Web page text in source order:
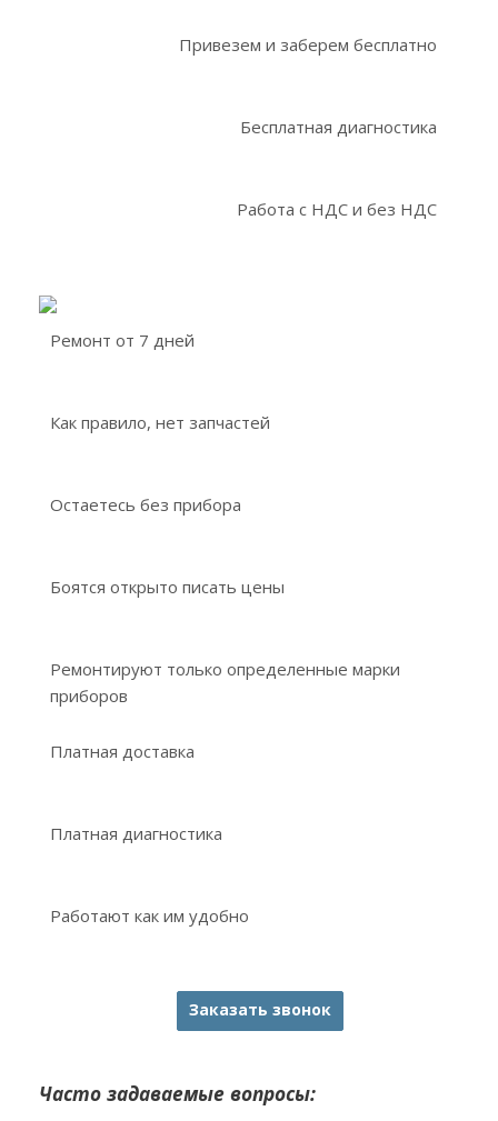
Привезем и заберем бесплатно
Бесплатная диагностика
Работа с НДС и без НДС
Ремонт от 7 дней
Как правило, нет запчастей
Остаетесь без прибора
Боятся открыто писать цены
Ремонтируют только определенные марки
приборов
Платная доставка
Платная диагностика
Работают как им удобно
Заказать звонок
Часто задаваемые вопросы: